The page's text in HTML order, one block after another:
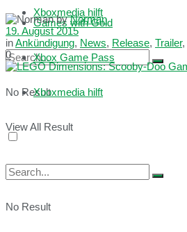
Xboxmedia hilft
No Result
View All Result
Games with Gold
Xbox Game Pass
Xboxmedia hilft
No Result
by Norman
19. August 2015
inAnkündigung, News, Release, Trailer,
0